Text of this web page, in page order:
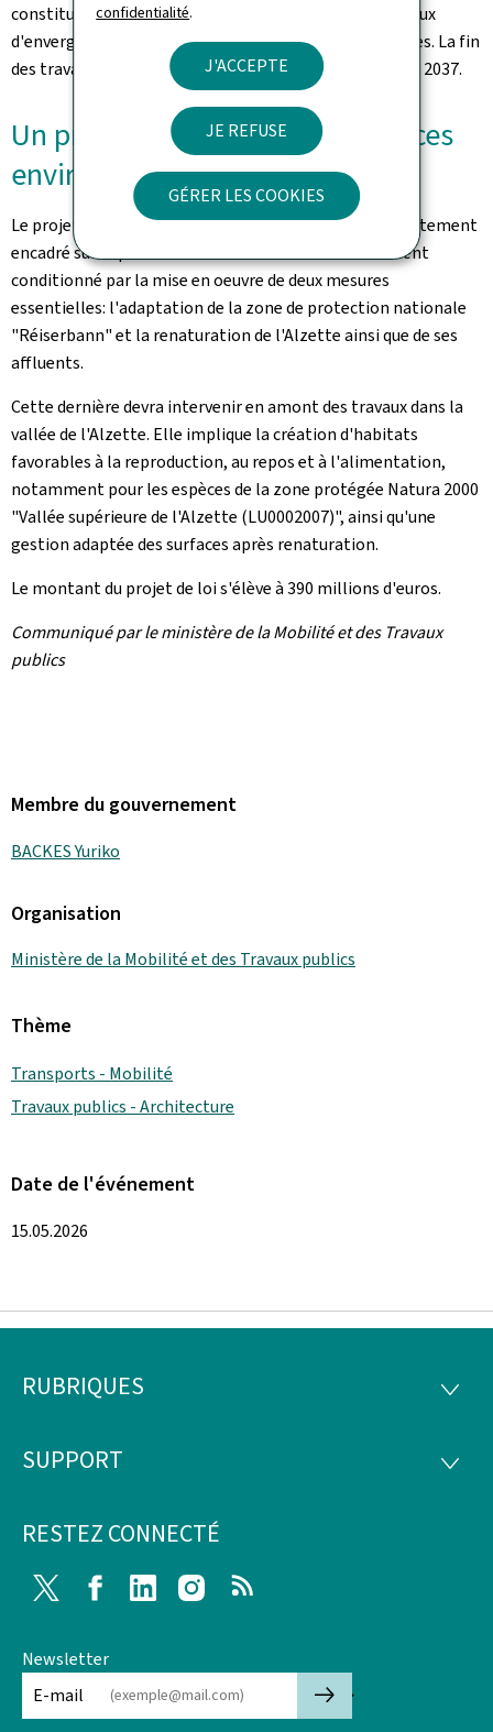
confidentialité.
J'ACCEPTE
JE REFUSE
GÉRER LES COOKIES
constitue un préalable au lancement effectif des travaux
d'envergure du contournement dans les zones sensibles. La fin
des travaux pour le contournement est prévue pour fin 2037.
Un projet accompagné d'exigences
environnementales
Le projet de contournement s'inscrit dans un cadre fortement
encadré sur le plan environnemental. Il est notamment
conditionné par la mise en oeuvre de deux mesures
essentielles: l'adaptation de la zone de protection nationale
"Réiserbann" et la renaturation de l'Alzette ainsi que de ses
affluents.
Cette dernière devra intervenir en amont des travaux dans la
vallée de l'Alzette. Elle implique la création d'habitats
favorables à la reproduction, au repos et à l'alimentation,
notamment pour les espèces de la zone protégée Natura 2000
"Vallée supérieure de l'Alzette (LU0002007)", ainsi qu'une
gestion adaptée des surfaces après renaturation.
Le montant du projet de loi s'élève à 390 millions d'euros.
Communiqué par le ministère de la Mobilité et des Travaux
publics
Membre du gouvernement
BACKES Yuriko
Organisation
Ministère de la Mobilité et des Travaux publics
Thème
Transports - Mobilité
Travaux publics - Architecture
Date de l'événement
15.05.2026
Pied
page
RUBRIQUES
SUPPORT
RESTEZ CONNECTÉ
Twitter FacebookLinkedIn Instagram
Newsletter
E-mail
🡒